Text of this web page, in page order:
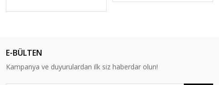
E-BÜLTEN
Kampanya ve duyurulardan ilk siz haberdar olun!